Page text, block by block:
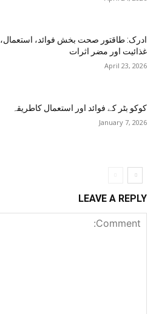
ادرک: طاقتور صحت بخش فوائد، استعمال،
غذائیت اور مضر اثرات
April 23, 2026
کوکو بٹر کے فوائد اور استعمال کاطریقہ
January 7, 2026
LEAVE A REPLY